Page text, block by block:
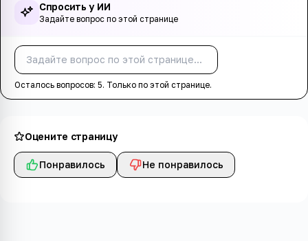
Спросить у ИИ
Задайте вопрос по этой странице
Осталось вопросов: 5. Только по этой странице.
Оцените страницу
Понравилось Не понравилось